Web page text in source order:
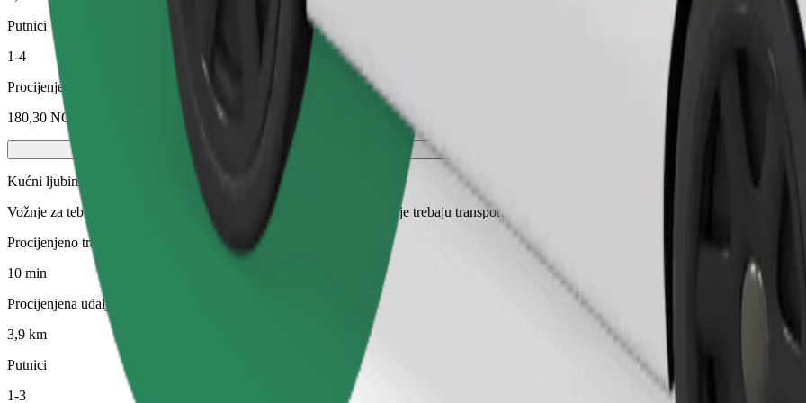
Putnici
1-4
Procijenjena cijena
180,30 NOK
Kućni ljubimac
Vožnje za tebe i tvog ljubimca. Psi moraju nositi brnjicu, male životinje trebaju transporter, a sjedala moraju biti zaštićena dekom ili
Procijenjeno trajanje putovanja
10 min
Procijenjena udaljenost
3,9 km
Putnici
1-3